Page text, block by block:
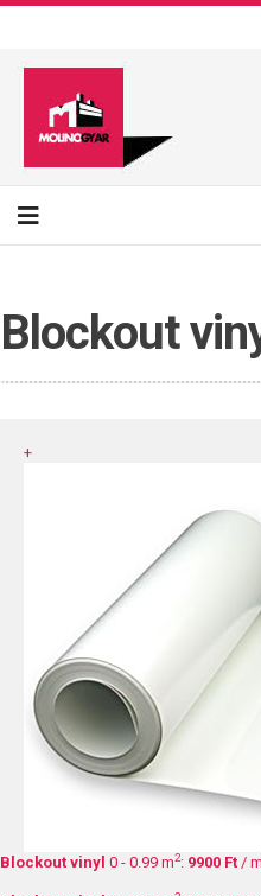
Blockout
+
Blockout vinyl 0 - 0.99 m2: 9900 Ft / m